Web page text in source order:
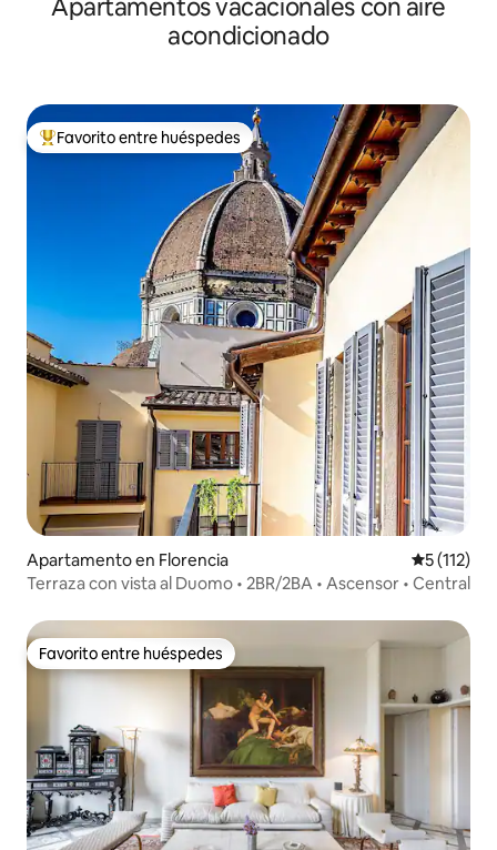
Apartamentos vacacionales con aire
acondicionado
Favorito entre huéspedes preferido
Favorito entre huéspedes
Apartamento en Florencia
5 (112)
Terraza con vista al Duomo • 2BR/2BA • Ascensor • Central
Favorito entre huéspedes
Favorito entre huéspedes